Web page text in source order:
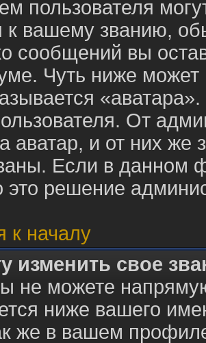
пользователя
к вашему званию,
сообщений вы
Чуть ниже может
От
аватар, и от них же
Если в данном
это решение
к началу
изменить свое
не можете
ниже вашего
же в вашем